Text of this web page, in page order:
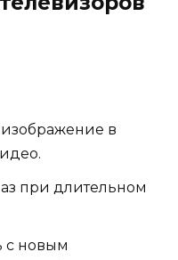
в
при длительном
с новым